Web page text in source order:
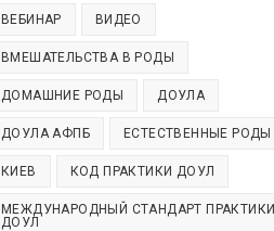
ВЕБИНАР ВИДЕО
ВМЕШАТЕЛЬСТВА В РОДЫ
ДОМАШНИЕ РОДЫ ДОУЛА
ДОУЛА АФПБ ЕСТЕСТВЕННЫЕ РОДЫ
КИЕВ КОД ПРАКТИКИ ДОУЛ
МЕЖДУНАРОДНЫЙ СТАНДАРТ ПРАКТИКИ
ДОУЛ